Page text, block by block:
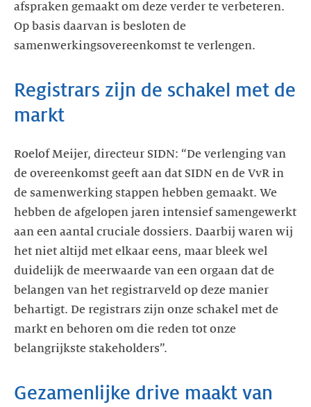
afspraken gemaakt om deze verder te verbeteren.
Op basis daarvan is besloten de
samenwerkingsovereenkomst te verlengen.
Registrars zijn de schakel met de
markt
Roelof Meijer, directeur SIDN: “De verlenging van
de overeenkomst geeft aan dat SIDN en de VvR in
de samenwerking stappen hebben gemaakt. We
hebben de afgelopen jaren intensief samengewerkt
aan een aantal cruciale dossiers. Daarbij waren wij
het niet altijd met elkaar eens, maar bleek wel
duidelijk de meerwaarde van een orgaan dat de
belangen van het registrarveld op deze manier
behartigt. De registrars zijn onze schakel met de
markt en behoren om die reden tot onze
belangrijkste stakeholders”.
Gezamenlijke drive maakt van